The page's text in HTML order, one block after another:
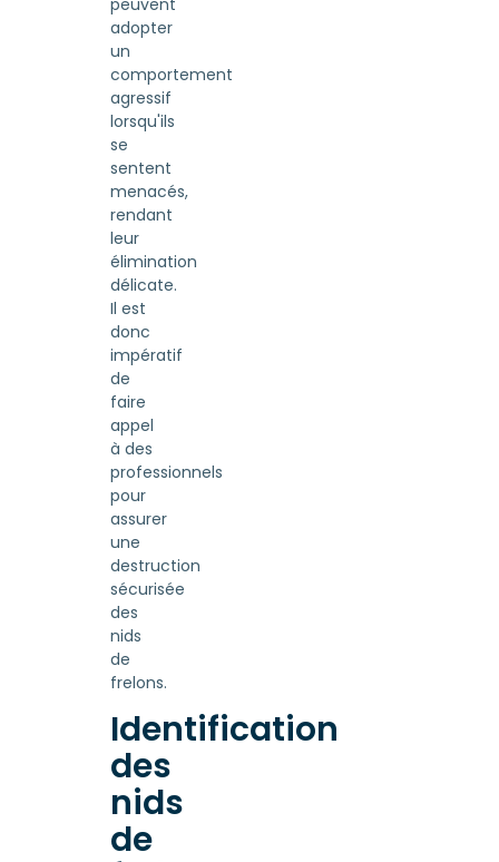
peuvent
adopter
un
comportement
agressif
lorsqu'ils
se
sentent
menacés,
rendant
leur
élimination
délicate.
Il est
donc
impératif
de
faire
appel
à des
professionnels
pour
assurer
une
destruction
sécurisée
des
nids
de
frelons.
Identification
des
nids
de